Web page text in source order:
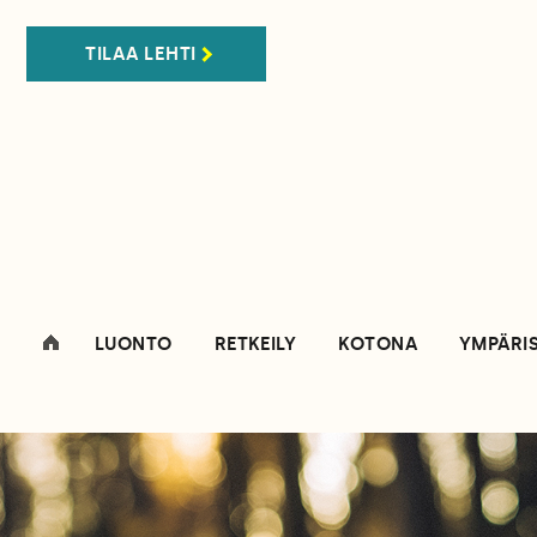
TILAA LEHTI
LUONTO RETKEILY KOTONA